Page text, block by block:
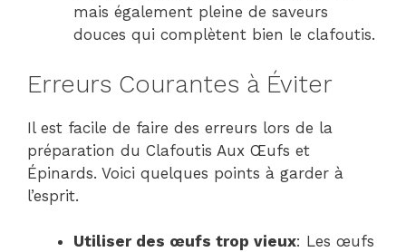
mais également pleine de saveurs
douces qui complètent bien le clafoutis.
Erreurs Courantes à Éviter
Il est facile de faire des erreurs lors de la
préparation du Clafoutis Aux Œufs et
Épinards. Voici quelques points à garder à
l’esprit.
Utiliser des œufs trop vieux: Les œufs